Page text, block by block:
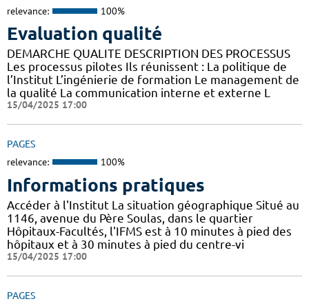
relevance: 100%
Evaluation qualité
DEMARCHE QUALITE DESCRIPTION DES PROCESSUS
Les processus pilotes Ils réunissent : La politique de
l’Institut L’ingénierie de formation Le management de
la qualité La communication interne et externe L
15/04/2025 17:00
PAGES
relevance: 100%
Informations pratiques
Accéder à l'Institut La situation géographique Situé au
1146, avenue du Père Soulas, dans le quartier
Hôpitaux-Facultés, l'IFMS est à 10 minutes à pied des
hôpitaux et à 30 minutes à pied du centre-vi
15/04/2025 17:00
PAGES